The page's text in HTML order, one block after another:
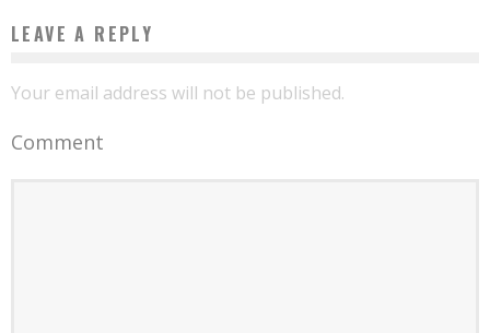
LEAVE A REPLY
Your email address will not be published.
Comment